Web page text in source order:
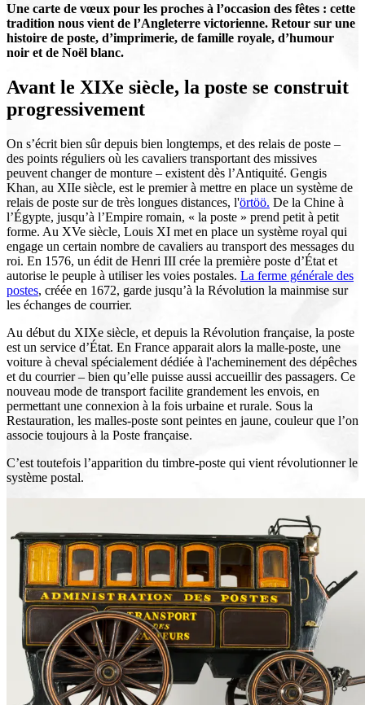
Une carte de vœux pour les proches à l’occasion des fêtes : cette
tradition nous vient de l’Angleterre victorienne. Retour sur une
histoire de poste, d’imprimerie, de famille royale, d’humour
noir et de Noël blanc.
Avant le XIXe siècle, la poste se construit
progressivement
On s’écrit bien sûr depuis bien longtemps, et des relais de poste –
des points réguliers où les cavaliers transportant des missives
peuvent changer de monture – existent dès l’Antiquité. Gengis
Khan, au XIIe siècle, est le premier à mettre en place un système de
relais de poste sur de très longues distances, l'örtöö. De la Chine à
l’Égypte, jusqu’à l’Empire romain, « la poste » prend petit à petit
forme. Au XVe siècle, Louis XI met en place un système royal qui
engage un certain nombre de cavaliers au transport des messages du
roi. En 1576, un édit de Henri III crée la première poste d’État et
autorise le peuple à utiliser les voies postales. La ferme générale des
postes, créée en 1672, garde jusqu’à la Révolution la mainmise sur
les échanges de courrier.
Au début du XIXe siècle, et depuis la Révolution française, la poste
est un service d’État. En France apparait alors la malle-poste, une
voiture à cheval spécialement dédiée à l'acheminement des dépêches
et du courrier – bien qu’elle puisse aussi accueillir des passagers. Ce
nouveau mode de transport facilite grandement les envois, en
permettant une connexion à la fois urbaine et rurale. Sous la
Restauration, les malles-poste sont peintes en jaune, couleur que l’on
associe toujours à la Poste française.
C’est toutefois l’apparition du timbre-poste qui vient révolutionner le
système postal.